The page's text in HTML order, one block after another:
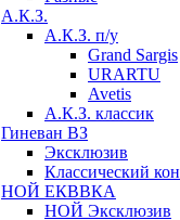
А.К.З.
А.К.З. п/у
Grand Sargis
URARTU
Avetis
А.К.З. классик
Гиневан ВЗ
Эксклюзив
Классический
НОЙ ЕКВВКА
НОЙ Эксклюзив